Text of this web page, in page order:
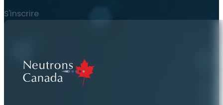
S'inscrire